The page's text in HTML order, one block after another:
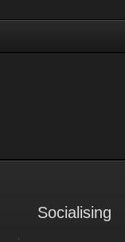
Socialising